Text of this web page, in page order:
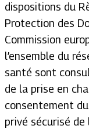
dispositions du
Protection des
Commission
l’ensemble du
santé sont
de la prise en
consentement
privé sécurisé de